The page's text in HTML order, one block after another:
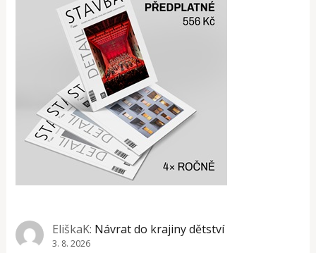
EliškaK: Návrat do krajiny dětství
3. 8. 2026